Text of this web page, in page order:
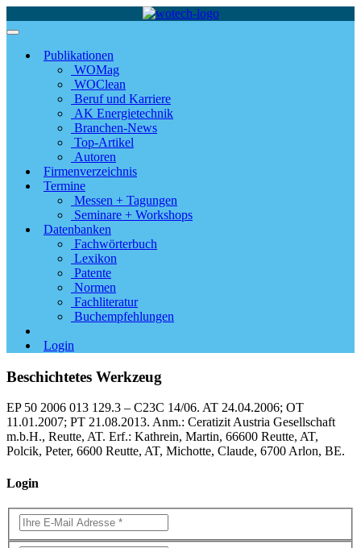
Publikationen
WOMag
WOClean
Beruf und Karriere
AK Energietechnik
Branchen-News
Top-Artikel
Autoren
Firmenverzeichnis
Termine
Messen + Tagungen
Seminare + Workshops
Datenbanken
Fachwörterbuch
Lexikon
Patente
Normen
Fachliteratur
Buchempfehlungen
Login
Beschichtetes Werkzeug
EP 50 2006 013 129.3 – C23C 14/06. AT 24.04.2006; OT
11.01.2007; PT 21.08.2013. Anm.: Ceratizit Austria Gesellschaft
m.b.H., Reutte, AT. Erf.: Kathrein, Martin, 66600 Reutte, AT,
Polcik, Peter, 6600 Reutte, AT, Michotte, Claude, 6700 Arlon, BE.
Login